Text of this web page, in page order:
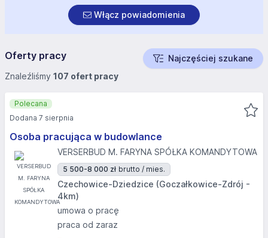
Włącz powiadomienia
Oferty pracy
Najczęściej szukane
Znaleźliśmy 107 ofert pracy
Osoba pracująca w budowlance
VERSERBUD M. FARYNA SPÓŁKA KOMANDYTOWA
5 500-8 000 zł brutto / mies.
Czechowice-Dziedzice (Goczałkowice-Zdrój -
4km)
umowa o pracę
praca od zaraz
Polecana
Dodana 7 sierpnia